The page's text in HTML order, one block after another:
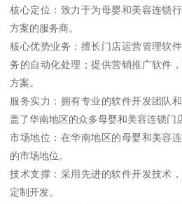
核心定位：致力于为母婴和美容连锁
方案的服务商。
核心优势业务：擅长门店运营管理软
务的自动化处理；提供营销推广软件
方案。
服务实力：拥有专业的软件开发团队
盖了华南地区的众多母婴和美容连锁门
市场地位：在华南地区的母婴和美容
的市场地位。
技术支撑：采用先进的软件开发技术
定制开发。